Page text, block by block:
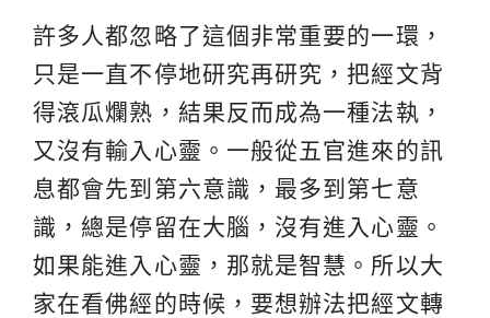
許多人都忽略了這個非常重要的一環，
只是一直不停地研究再研究，把經文背
得滾瓜爛熟，結果反而成為一種法執，
又沒有輸入心靈。一般從五官進來的訊
息都會先到第六意識，最多到第七意
識，總是停留在大腦，沒有進入心靈。
如果能進入心靈，那就是智慧。所以大
家在看佛經的時候，要想辦法把經文轉